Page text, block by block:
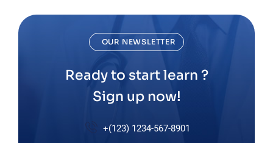
OUR NEWSLETTER
Ready to start learn ?
Sign up now!
+(123) 1234-567-8901